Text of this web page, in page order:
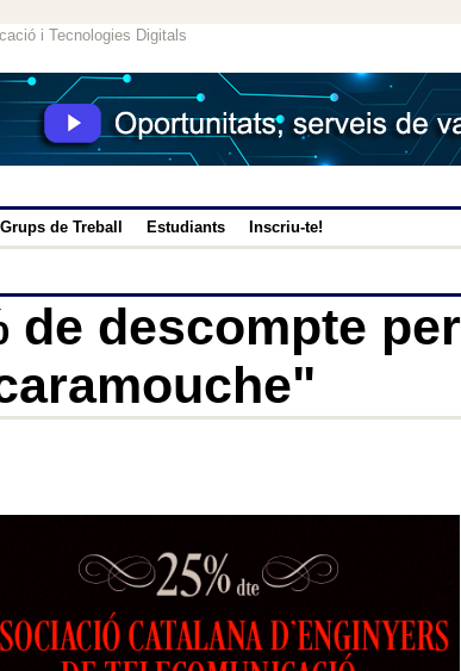
i Tecnologies Digitals
Grups de Treball Estudiants Inscriu-te!
de descompte per